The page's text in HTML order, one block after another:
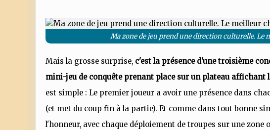
Ma zone de jeu prend une direction culturelle. Le
Mais la grosse surprise, c'est la présence d'une troisième
mini-jeu de conquête prenant place sur un plateau affichant
est simple : Le premier joueur a avoir une présence dans
(et met du coup fin à la partie). Et comme dans tout bonne
l'honneur, avec chaque déploiement de troupes sur une zone